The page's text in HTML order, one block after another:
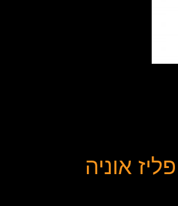
אוניה